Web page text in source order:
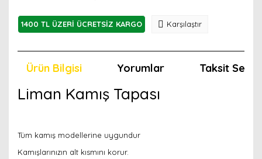
1400 TL ÜZERİ ÜCRETSİZ KARGO Karşılaştır
Ürün Bilgisi Yorumlar Taksit
Liman Kamış Tapası
Tüm kamış modellerine uygundur
Kamışlarınızın alt kısmını korur.